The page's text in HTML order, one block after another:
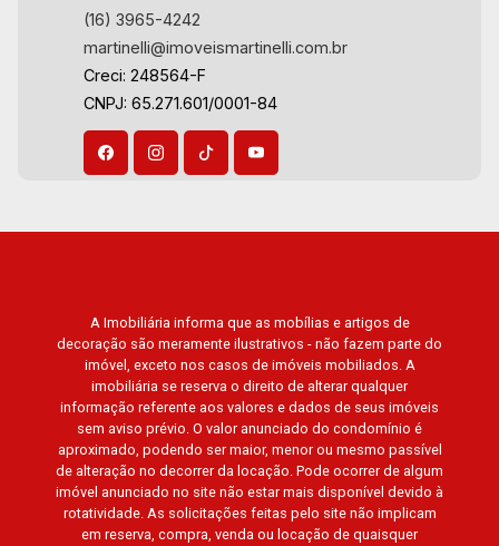
Cidade de Sevilha, Solar das Aves, Giardino
Solare, Giardino Terrae, Província de Roma,
Lumnesia, Madison Square Garden, Verona,
Barcelona, Guaecá, Fiúsa One, Icon, Uber Gaudi,
Matisse, Promenade, Botanic Garden, Nova
Aliança Residence, Le Nôtre, Perspective,
Cidade de Munique, Cidade de Lisboa, Cidade
de Madrid, Cidade de Viena, Cidade de
Barcelona, Cidade de Zurique, L`Essence,
Magna Vista, British Columbia, Dijon, Jardim de
Luxemburgo, Exklusiv Golf, Exklusiv Essenz,
Mirante CondoClub, Hydeperk, Urban, Stuttgart,
Mondrian, Bahamas, Monte Sinai, Pennsylvania,
Villa Toscana, Sur Le Jardin, Atlanta, Sapucaia,
Van Gogh, Cenário, Parc Sul, Alleanza D`Oro,
(16) 3965-4242
martinelli@imoveismartinelli.com.br
Creci: 248564-F
CNPJ: 65.271.601/0001-84
A Imobiliária informa que as mobílias e artigos de
decoração são meramente ilustrativos - não fazem parte do
imóvel, exceto nos casos de imóveis mobiliados. A
imobiliária se reserva o direito de alterar qualquer
informação referente aos valores e dados de seus imóveis
sem aviso prévio. O valor anunciado do condomínio é
aproximado, podendo ser maior, menor ou mesmo passível
de alteração no decorrer da locação. Pode ocorrer de algum
imóvel anunciado no site não estar mais disponível devido à
rotatividade. As solicitações feitas pelo site não implicam
em reserva, compra, venda ou locação de quaisquer